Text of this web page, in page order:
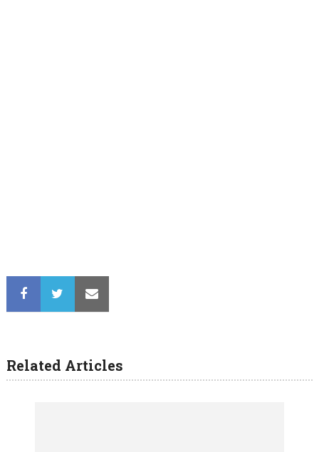
Related Articles